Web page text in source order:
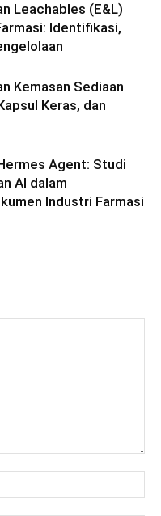
Leachables (E&L)
Identifikasi,
Kemasan Sediaan
Keras, dan
Agent: Studi
AI dalam
Industri Farmasi